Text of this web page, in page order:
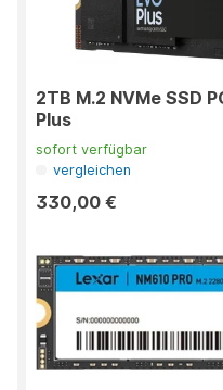
2TB M.2 NVMe SSD
Plus
sofort verfügbar
vergleichen
330,00 €